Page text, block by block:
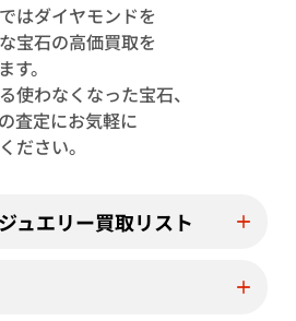
ダイヤモンド ピ
K18 サファイア
2026年6月10日
はダイヤモンドを
宝石の高価買取を
す。
使わなくなった宝石、
査定にお気軽に
ださい。
ュエリー買取リスト